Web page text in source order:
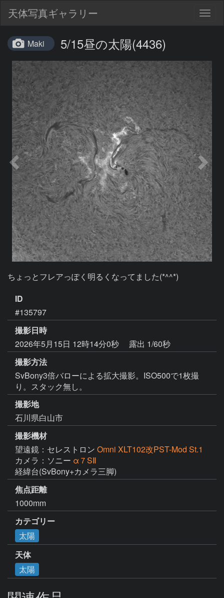
天体写真ギャラリー
Maki 5/15昼の太陽(4436)
ちょっとフレアっぽく明るくなってました(*^^*)
ID
#135797
撮影日時
2026年5月15日 12時14分0秒
露出 1/60秒
撮影方法
SvBony3倍バローによる拡大撮影。ISO500で1枚撮
り。スタック無し。
撮影地
石川県白山市
撮影機材
望遠鏡：セレストロン Omni XLT102改PST-Mod St.1
カメラ：ソニー α７SⅡ
経緯台(SvBony+カメラ三脚)
焦点距離
1000mm
カテゴリー
太陽
天体
太陽